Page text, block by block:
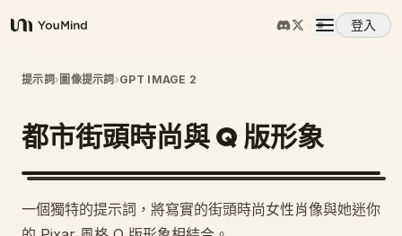
YouMind
登入
概覽
使用案例
提示詞› 圖像提示詞 ›GPT IMAGE 2
都市街頭時尚與 Q 版形象
一個獨特的提示詞，將寫實的街頭時尚女性肖像與她迷你